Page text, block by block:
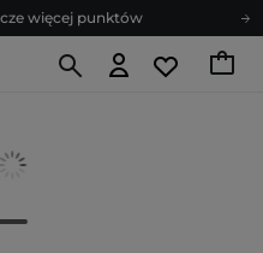
więcej punktów
pełen porad
więcej punktów